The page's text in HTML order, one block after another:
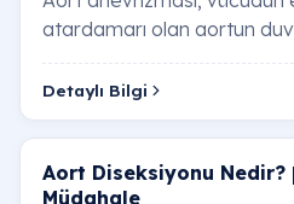
atardamarı olan aortun
olarak zayıflaması
bölgesinden…
Detaylı Bilgi
Aort Diseksiyonu
Müdahale